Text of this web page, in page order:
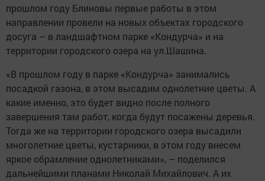
прошлом году Блиновы первые работы в этом
направлении провели на новых объектах городского
досуга – в ландшафтном парке «Кондурча» и на
территории городского озера на ул.Шашина.
«В прошлом году в парке «Кондурча» занимались
посадкой газона, в этом высадим однолетние цветы. А
какие именно, это будет видно после полного
завершения там работ, когда будут посажены деревья.
Тогда же на территории городского озера высадили
многолетние цветы, кустарники, в этом году внесем
яркое обрамление однолетниками», – поделился
дальнейшими планами Николай Михайлович. А их